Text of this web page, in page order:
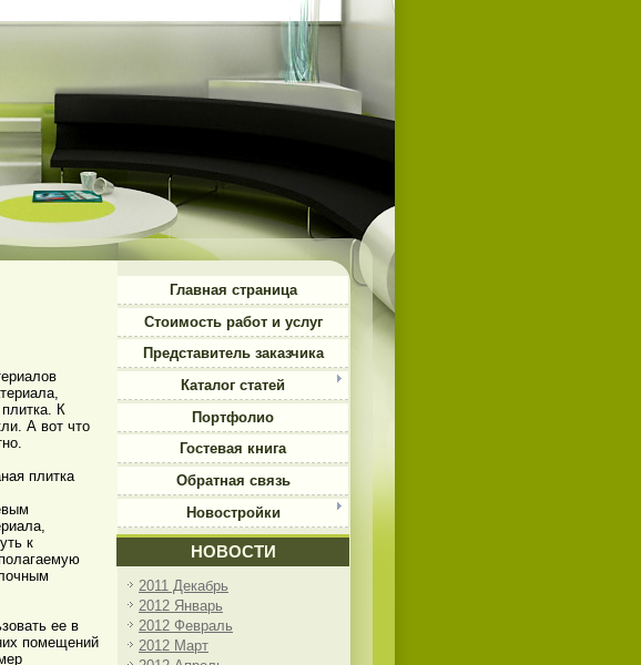
К
А вот что
плитка
к
ее в
помещений
Главная страница
Стоимость работ и услуг
Представитель заказчика
Каталог статей
Портфолио
Гостевая книга
Обратная связь
Новостройки
НОВОСТИ
2011 Декабрь
2012 Январь
2012 Февраль
2012 Март